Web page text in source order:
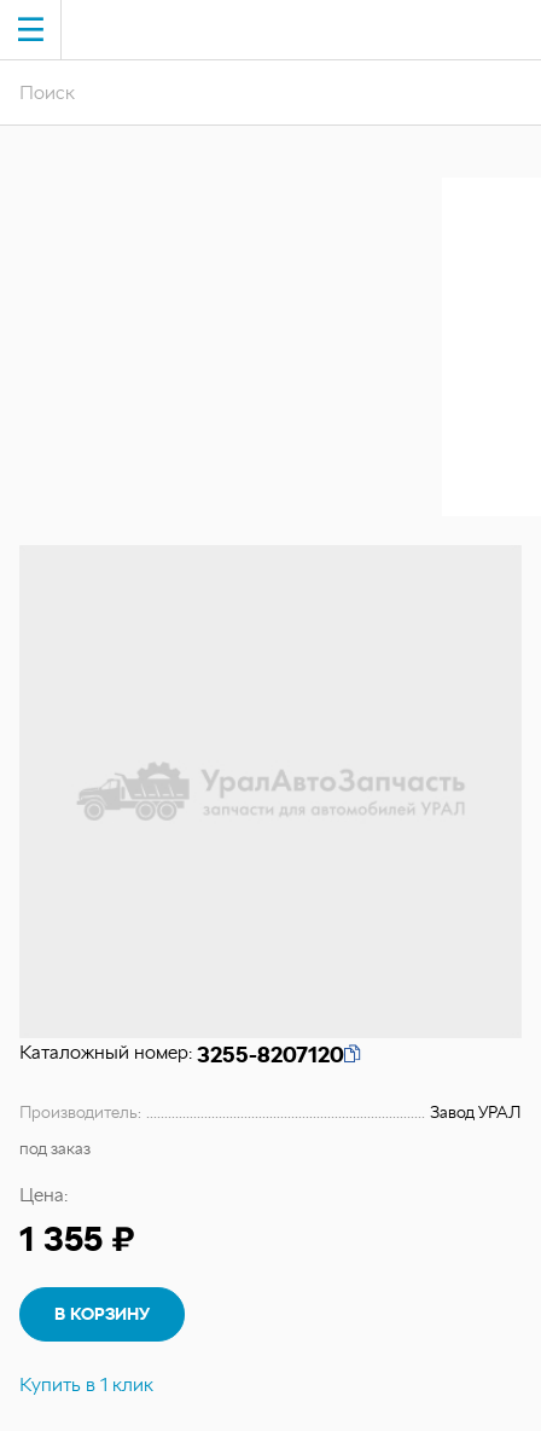
Каталожный номер: 3255-8207120
Производитель:
Завод УРАЛ
под заказ
Цена:
1 355 ₽
В КОРЗИНУ
Купить в 1 клик